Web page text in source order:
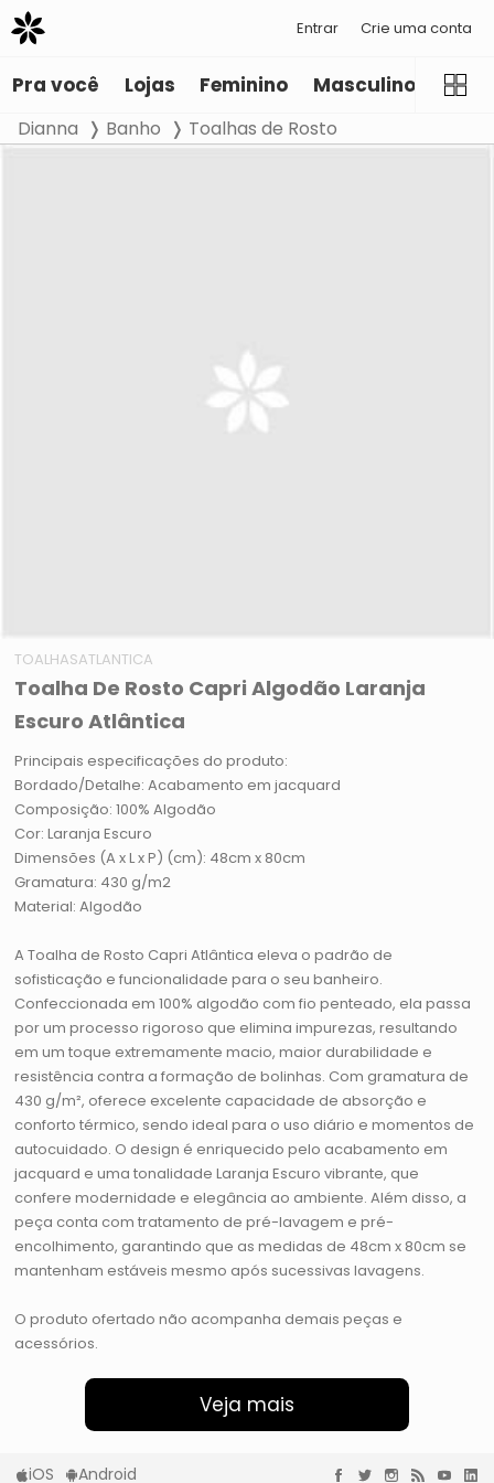
Entrar Crie uma conta
Pra você Lojas Feminino Masculino
Dianna Banho Toalhas de Rosto
TOALHASATLANTICA
Toalha De Rosto Capri Algodão Laranja
Escuro Atlântica
Principais especificações do produto:
Bordado/Detalhe: Acabamento em jacquard
Composição: 100% Algodão
Cor: Laranja Escuro
Dimensões (A x L x P) (cm): 48cm x 80cm
Gramatura: 430 g/m2
Material: Algodão
A Toalha de Rosto Capri Atlântica eleva o padrão de
sofisticação e funcionalidade para o seu banheiro.
Confeccionada em 100% algodão com fio penteado, ela passa
por um processo rigoroso que elimina impurezas, resultando
em um toque extremamente macio, maior durabilidade e
resistência contra a formação de bolinhas. Com gramatura de
430 g/m², oferece excelente capacidade de absorção e
conforto térmico, sendo ideal para o uso diário e momentos de
autocuidado. O design é enriquecido pelo acabamento em
jacquard e uma tonalidade Laranja Escuro vibrante, que
confere modernidade e elegância ao ambiente. Além disso, a
peça conta com tratamento de pré-lavagem e pré-
encolhimento, garantindo que as medidas de 48cm x 80cm se
mantenham estáveis mesmo após sucessivas lavagens.
O produto ofertado não acompanha demais peças e
acessórios.
Veja mais
iOS Android